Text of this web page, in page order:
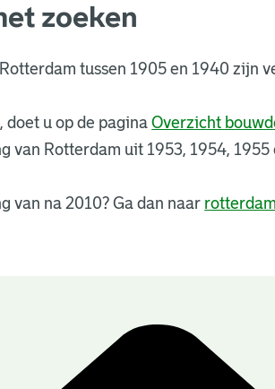
zoeken
tussen 1905 en 1940 zijn
doet u op de paginaOverzicht
van Rotterdam uit 1953, 1954,
van na 2010? Ga dan naar